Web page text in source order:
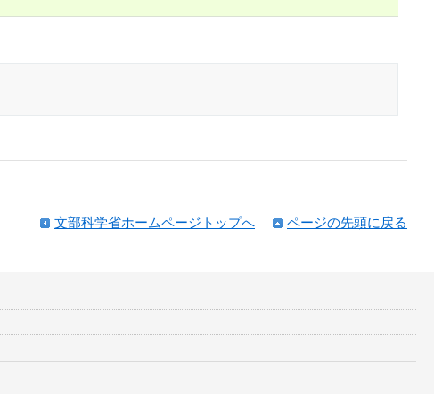
ページの先頭に戻る
文部科学省ホームページトップへ